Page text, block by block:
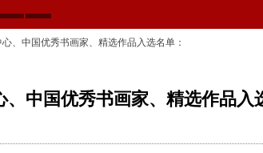
、中国优秀书画家、精选作品入选名单：
中国优秀书画家、精选作品入